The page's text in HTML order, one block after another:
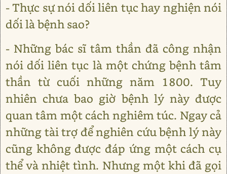
- Thực sự nói dối liên tục hay nghiện nói
dối là bệnh sao?
- Những bác sĩ tâm thần đã công nhận
nói dối liên tục là một chứng bệnh tâm
thần từ cuối những năm 1800. Tuy
nhiên chưa bao giờ bệnh lý này được
quan tâm một cách nghiêm túc. Ngay cả
những tài trợ để nghiên cứu bệnh lý này
cũng không được đáp ứng một cách cụ
thể và nhiệt tình. Nhưng một khi đã gọi